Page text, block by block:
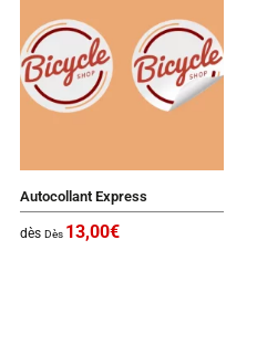
Autocollant Express
dès Dès 13,00€